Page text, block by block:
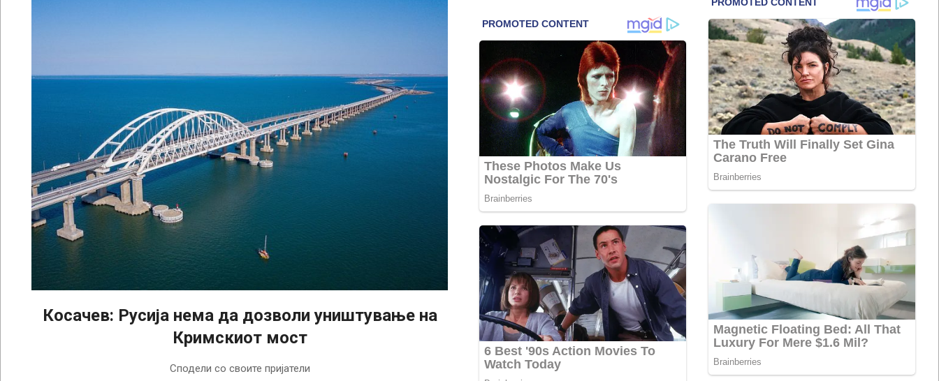
Косачев: Русија нема да дозволи уништување на
Кримскиот мост
Сподели со своите пријатели